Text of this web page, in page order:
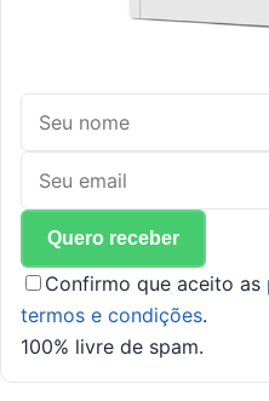
Confirmo que aceito as
termos e condições.
100% livre de spam.